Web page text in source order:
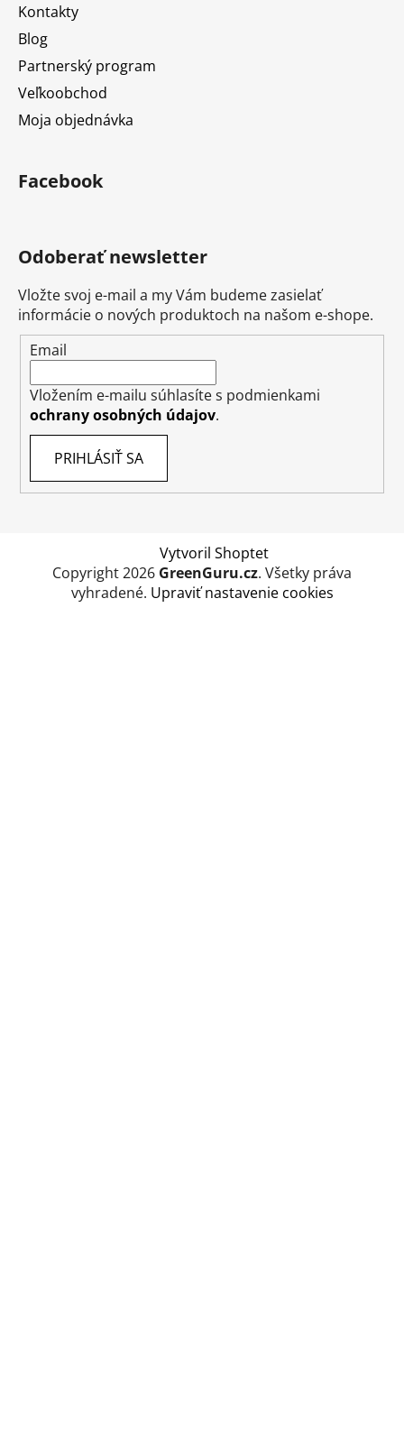
Kontakty
Blog
Partnerský program
Veľkoobchod
Moja objednávka
Facebook
Odoberať newsletter
Vložte svoj e-mail a my Vám budeme zasielať
informácie o nových produktoch na našom e-shope.
Email
Vložením e-mailu súhlasíte s podmienkami
ochrany osobných údajov.
PRIHLÁSIŤ SA
Vytvoril Shoptet
Copyright 2026 GreenGuru.cz. Všetky práva
vyhradené. Upraviť nastavenie cookies